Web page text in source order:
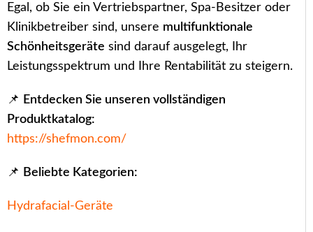
Egal, ob Sie ein Vertriebspartner, Spa-Besitzer oder
Klinikbetreiber sind, unsere multifunktionale
Schönheitsgeräte sind darauf ausgelegt, Ihr
Leistungsspektrum und Ihre Rentabilität zu steigern.
📌 Entdecken Sie unseren vollständigen
Produktkatalog:
https://shefmon.com/
📌 Beliebte Kategorien:
Hydrafacial-Geräte